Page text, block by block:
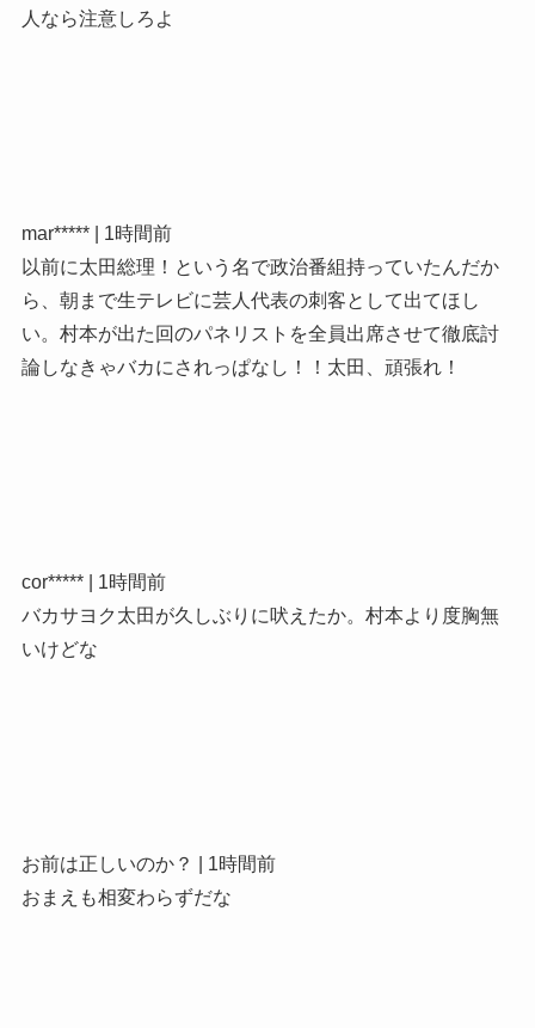
人なら注意しろよ
mar***** | 1時間前
以前に太田総理！という名で政治番組持っていたんだか
ら、朝まで生テレビに芸人代表の刺客として出てほし
い。村本が出た回のパネリストを全員出席させて徹底討
論しなきゃバカにされっぱなし！！太田、頑張れ！
cor***** | 1時間前
バカサヨク太田が久しぶりに吠えたか。村本より度胸無
いけどな
お前は正しいのか？ | 1時間前
おまえも相変わらずだな